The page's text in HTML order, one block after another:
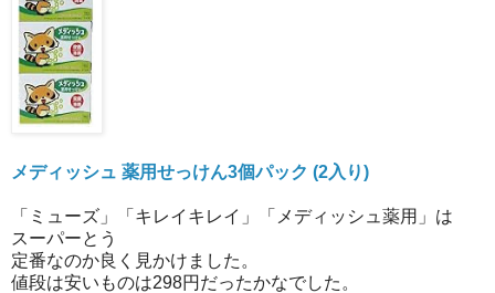
メディッシュ 薬用せっけん3個パック (2入り)
「ミューズ」「キレイキレイ」「メディッシュ薬用」は
スーパーとう
定番なのか良く見かけました。
値段は安いものは298円だったかなでした。